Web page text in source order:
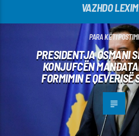
VAZHDO
PARA KËTI POSTIMI
PRESIDENTJA OSMANI
KONJUFCËN
FORMIMIN E QEVERISË